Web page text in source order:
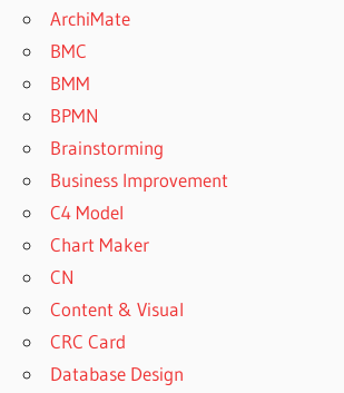
ArchiMate
BMC
BMM
BPMN
Brainstorming
Business Improvement
C4 Model
Chart Maker
CN
Content & Visual
CRC Card
Database Design